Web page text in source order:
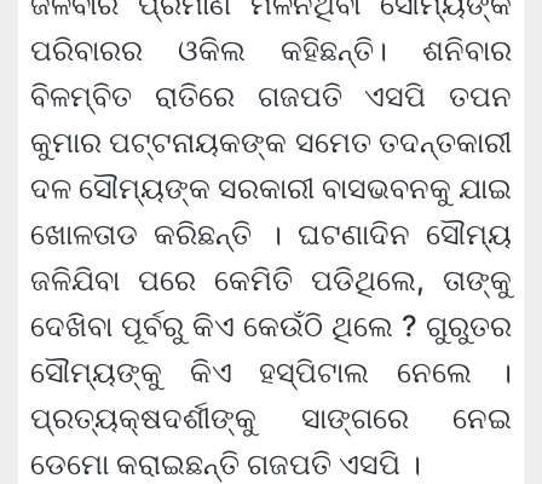
ପରିବାରର ଓକିଲ କହିଛନ୍ତି। ଶନିବାର
ବିଳମ୍ବିତ ରାତିରେ ଗଜପତି ଏସପି ତପନ
କୁମାର ପଟ୍ଟନାୟକଙ୍କ ସମେତ ତଦନ୍ତକାରୀ
ଦଳ ସୌମ୍ୟଙ୍କ ସରକାରୀ ବାସଭବନକୁ ଯାଇ
ଖୋଳତାଡ କରିଛନ୍ତି । ଘଟଣାଦିନ ସୌମ୍ୟ
ଜଳିଯିବା ପରେ କେମିତି ପଡିଥିଲେ, ତାଙ୍କୁ
ଦେଖିବା ପୂର୍ବରୁ କିଏ କେଉଁଠି ଥିଲେ ? ଗୁରୁତର
ସୌମ୍ୟଙ୍କୁ କିଏ ହସ୍ପିଟାଲ ନେଲେ ।
ପ୍ରତ୍ୟକ୍ଷଦର୍ଶୀଙ୍କୁ ସାଙ୍ଗରେ ନେଇ
ଡେମୋ କରାଇଛନ୍ତି ଗଜପତି ଏସପି ।